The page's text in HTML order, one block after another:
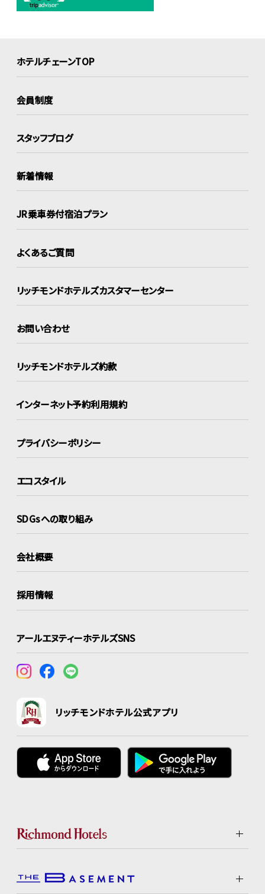
ホテルチェーンTOP
会員制度
スタッフブログ
新着情報
JR乗車券付宿泊プラン
よくあるご質問
リッチモンドホテルズカスタマーセンター
お問い合わせ
リッチモンドホテルズ約款
インターネット予約利用規約
プライバシーポリシー
エコスタイル
SDGsへの取り組み
会社概要
採用情報
アールエヌティーホテルズSNS
リッチモンドホテル公式アプリ